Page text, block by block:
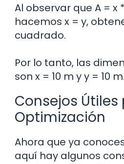
Al observar que A = x
hacemos x = y,
cuadrado.
Por lo tanto, las
son x = 10 m y y = 10 m.
Consejos Útiles
Optimización
Ahora que ya
aquí hay algunos